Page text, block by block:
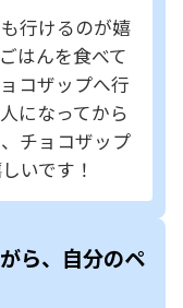
行けるのが嬉
はんを食べて
コザップへ行
になってから
チョコザップ
いです！
ら、自分のペ